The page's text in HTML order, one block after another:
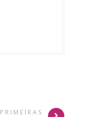
PRIMEIRAS